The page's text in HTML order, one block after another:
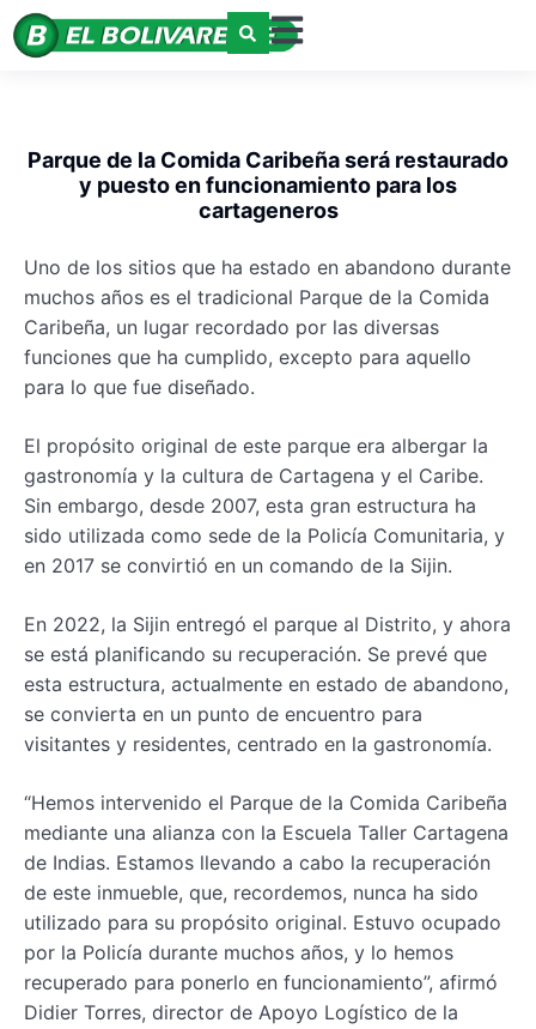
Parque de la Comida Caribeña será restaurado
y puesto en funcionamiento para los
cartageneros
Uno de los sitios que ha estado en abandono durante
muchos años es el tradicional Parque de la Comida
Caribeña, un lugar recordado por las diversas
funciones que ha cumplido, excepto para aquello
para lo que fue diseñado.
El propósito original de este parque era albergar la
gastronomía y la cultura de Cartagena y el Caribe.
Sin embargo, desde 2007, esta gran estructura ha
sido utilizada como sede de la Policía Comunitaria, y
en 2017 se convirtió en un comando de la Sijin.
En 2022, la Sijin entregó el parque al Distrito, y ahora
se está planificando su recuperación. Se prevé que
esta estructura, actualmente en estado de abandono,
se convierta en un punto de encuentro para
visitantes y residentes, centrado en la gastronomía.
“Hemos intervenido el Parque de la Comida Caribeña
mediante una alianza con la Escuela Taller Cartagena
de Indias. Estamos llevando a cabo la recuperación
de este inmueble, que, recordemos, nunca ha sido
utilizado para su propósito original. Estuvo ocupado
por la Policía durante muchos años, y lo hemos
recuperado para ponerlo en funcionamiento”, afirmó
Didier Torres, director de Apoyo Logístico de la